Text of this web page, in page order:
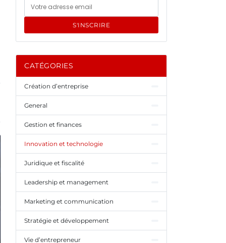
S'INSCRIRE
CATÉGORIES
Création d’entreprise
General
Gestion et finances
Innovation et technologie
Juridique et fiscalité
Leadership et management
Marketing et communication
Stratégie et développement
Vie d’entrepreneur